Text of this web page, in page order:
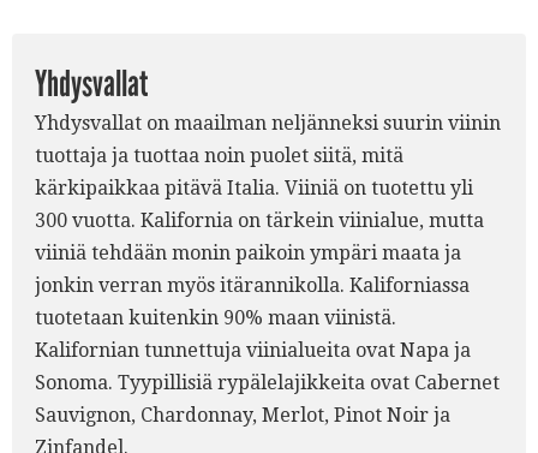
Yhdysvallat
Yhdysvallat on maailman neljänneksi suurin viinin
tuottaja ja tuottaa noin puolet siitä, mitä
kärkipaikkaa pitävä Italia. Viiniä on tuotettu yli
300 vuotta. Kalifornia on tärkein viinialue, mutta
viiniä tehdään monin paikoin ympäri maata ja
jonkin verran myös itärannikolla. Kaliforniassa
tuotetaan kuitenkin 90% maan viinistä.
Kalifornian tunnettuja viinialueita ovat Napa ja
Sonoma. Tyypillisiä rypälelajikkeita ovat Cabernet
Sauvignon, Chardonnay, Merlot, Pinot Noir ja
Zinfandel.